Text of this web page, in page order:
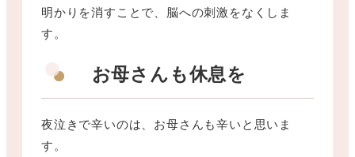
明かりを消すことで、脳への刺激をなくしま
す。
お母さんも休息を
夜泣きで辛いのは、お母さんも辛いと思いま
す。